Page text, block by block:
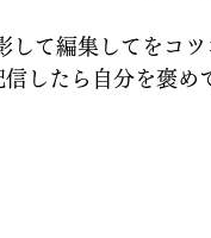
して編集してをコツ
したら自分を褒め